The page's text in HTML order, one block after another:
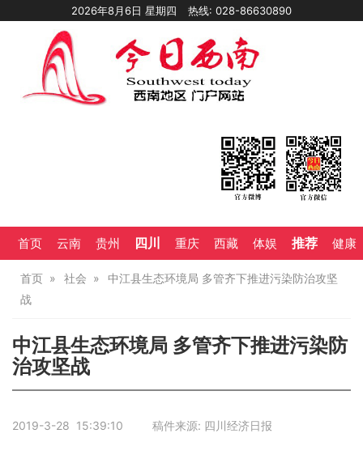
2026年8月6日 星期四 热线: 028-86630890
首页 云南 贵州 四川 重庆 西藏 体娱 推荐 健康
首页 社会
中江县生态环境局 多管齐下推进污染防治攻坚
战
中江县生态环境局 多管齐下推进污染防
治攻坚战
2019-3-28 15:39:10 稿件来源: 四川经济日报